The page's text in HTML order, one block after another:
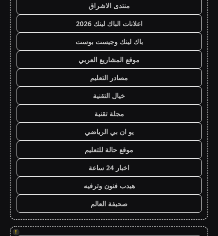
منتدى الاشراق
اعلانات الباك لينك 2026
باك لينك وجيست بوست
موقع المشاريع العربي
مصادر التعليم
خيال التقنية
مجلة تقنية
يو ان بي الرياضي
موقع حالة للتعليم
اخبار 24 ساعة
هيدب فنون وترفيه
صحيفة العالم
!